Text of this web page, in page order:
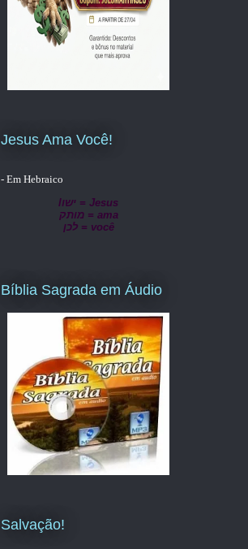
Jesus Ama Você!
- Em Hebraico
lישו = Jesus
מותק = ama
לכן = você
Bíblia Sagrada em Áudio
Salvação!